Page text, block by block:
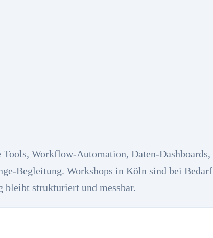
Tools, Workflow-Automation, Daten-Dashboards,
Begleitung. Workshops in Köln sind bei Bedarf
bleibt strukturiert und messbar.